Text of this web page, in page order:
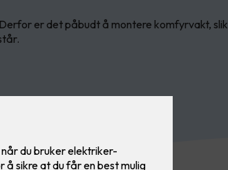
er det påbudt å montere komfyrvakt, slik